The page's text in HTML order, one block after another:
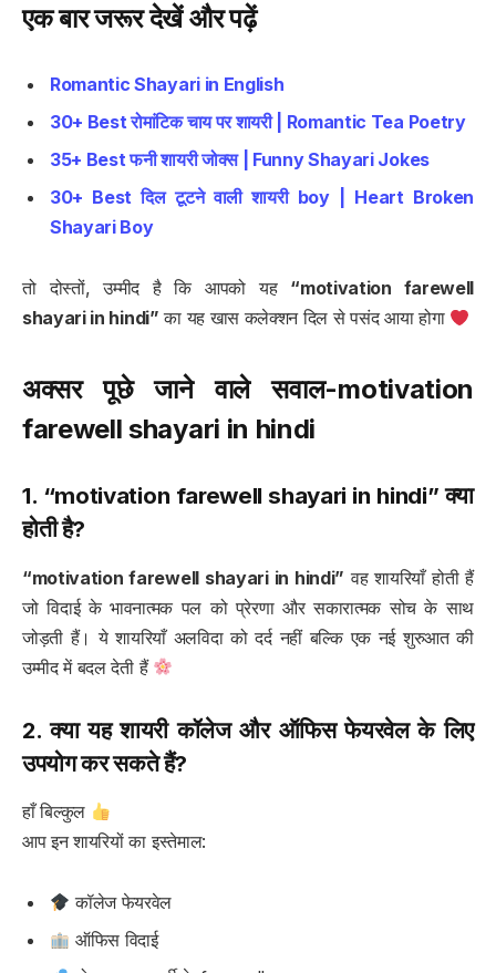
एक बार जरूर देखें और पढ़ें
Romantic Shayari in English
30+ Best रोमांटिक चाय पर शायरी | Romantic Tea Poetry
35+ Best फनी शायरी जोक्स | Funny Shayari Jokes
30+ Best दिल टूटने वाली शायरी boy | Heart Broken
Shayari Boy
तो दोस्तों, उम्मीद है कि आपको यह “motivation farewell
shayari in hindi” का यह खास कलेक्शन दिल से पसंद आया होगा
अक्सर पूछे जाने वाले सवाल-motivation
farewell shayari in hindi
1. “motivation farewell shayari in hindi” क्या
होती है?
“motivation farewell shayari in hindi” वह शायरियाँ होती हैं
जो विदाई के भावनात्मक पल को प्रेरणा और सकारात्मक सोच के साथ
जोड़ती हैं। ये शायरियाँ अलविदा को दर्द नहीं बल्कि एक नई शुरुआत की
उम्मीद में बदल देती हैं
2. क्या यह शायरी कॉलेज और ऑफिस फेयरवेल के लिए
उपयोग कर सकते हैं?
हाँ बिल्कुल
आप इन शायरियों का इस्तेमाल:
कॉलेज फेयरवेल
ऑफिस विदाई